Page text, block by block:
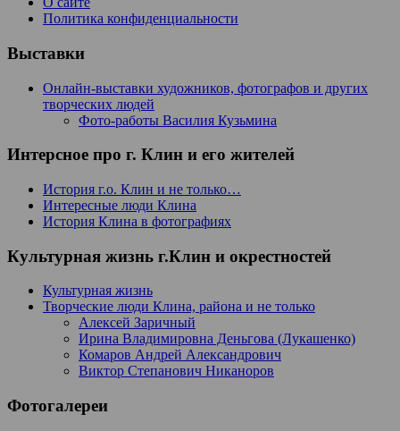
Политика конфиденциальности
Выставки
Онлайн-выставки художников, фотографов и других
творческих людей
Фото-работы Василия Кузьмина
Интерсное про г. Клин и его жителей
История г.о. Клин и не только…
Интересные люди Клина
История Клина в фотографиях
Культурная жизнь г.Клин и окрестностей
Культурная жизнь
Творческие люди Клина, района и не только
Алексей Заричный
Ирина Владимировна Деньгова (Лукашенко)
Комаров Андрей Александрович
Виктор Степанович Никаноров
Фотогалереи